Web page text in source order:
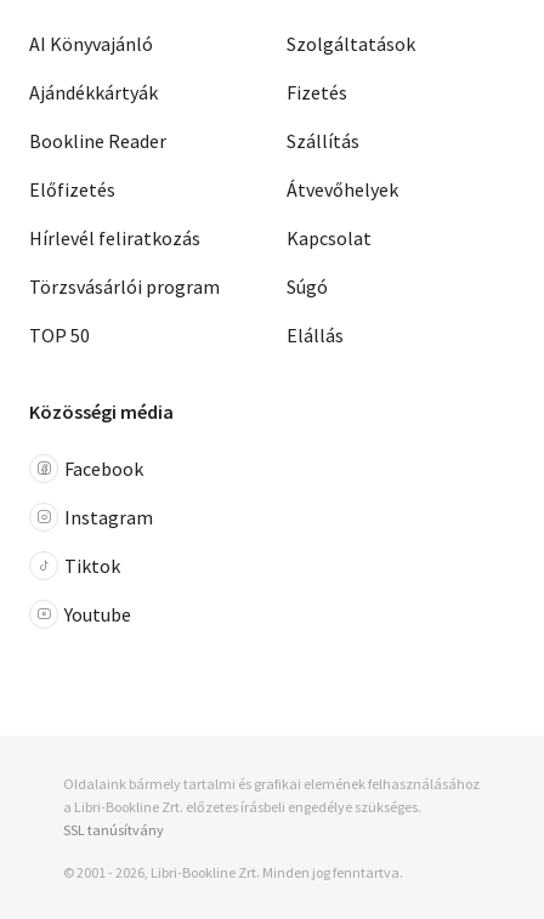
AI Könyvajánló
Ajándékkártyák
Bookline Reader
Előfizetés
Hírlevél feliratkozás
Törzsvásárlói program
TOP 50
Szolgáltatások
Fizetés
Szállítás
Átvevőhelyek
Kapcsolat
Súgó
Elállás
Közösségi média
Facebook
Instagram
Tiktok
Youtube
Oldalaink bármely tartalmi és grafikai elemének felhasználásához
a Libri-Bookline Zrt. előzetes írásbeli engedélye szükséges.
SSL tanúsítvány
© 2001 - 2026, Libri-Bookline Zrt. Minden jog fenntartva.